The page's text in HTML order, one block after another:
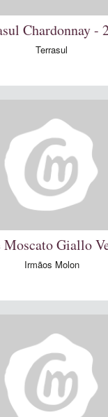
Chardonnay -
Terrasul
Giallo
Irmãos Molon